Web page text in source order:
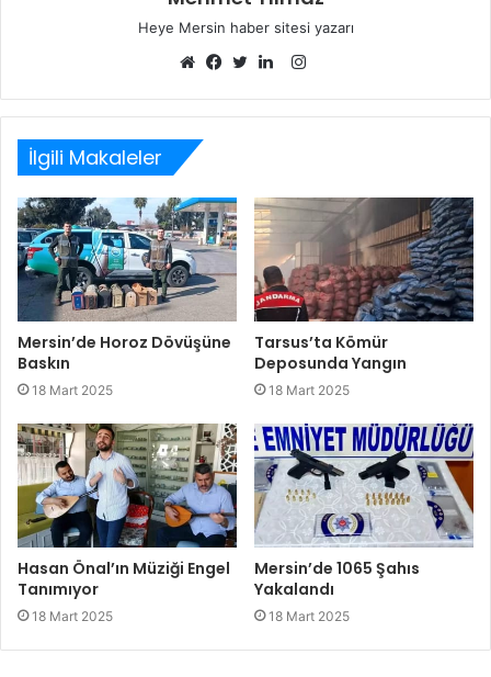
Heye Mersin haber sitesi yazarı
sitesi
Instagram
İlgili Makaleler
Mersin’de Horoz Dövüşüne
Baskın
18 Mart 2025
Tarsus’ta Kömür
Deposunda Yangın
18 Mart 2025
Hasan Önal’ın Müziği Engel
Tanımıyor
18 Mart 2025
Mersin’de 1065 Şahıs
Yakalandı
18 Mart 2025